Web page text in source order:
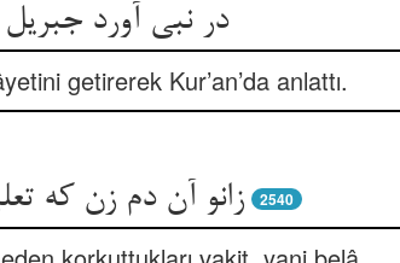
getirerek Kur’an’da anlattı.
زانو آن دم زن که 2540